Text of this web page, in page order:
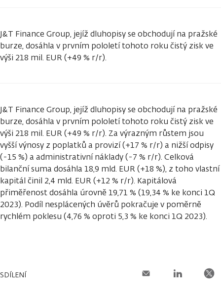
J&T Finance Group, jejíž dluhopisy se obchodují na pražské
burze, dosáhla v prvním pololetí tohoto roku čistý zisk ve
výši 218 mil. EUR (+49 % r/r).
J&T Finance Group, jejíž dluhopisy se obchodují na pražské
burze, dosáhla v prvním pololetí tohoto roku čistý zisk ve
výši 218 mil. EUR (+49 % r/r). Za výrazným růstem jsou
vyšší výnosy z poplatků a provizí (+17 % r/r) a nižší odpisy
(-15 %) a administrativní náklady (-7 % r/r). Celková
bilanční suma dosáhla 18,9 mld. EUR (+18 %), z toho vlastní
kapitál činil 2,4 mld. EUR (+12 % r/r). Kapitálová
přiměřenost dosáhla úrovně 19,71 % (19,34 % ke konci 1Q
2023). Podíl nesplácených úvěrů pokračuje v poměrně
rychlém poklesu (4,76 % oproti 5,3 % ke konci 1Q 2023).
SDÍLENÍ